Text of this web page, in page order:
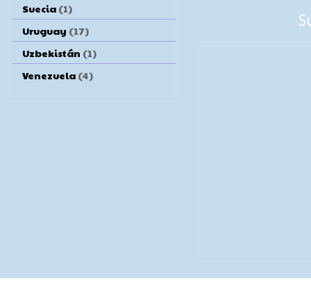
Suecia (1)
Uruguay (17)
Uzbekistán (1)
Venezuela (4)